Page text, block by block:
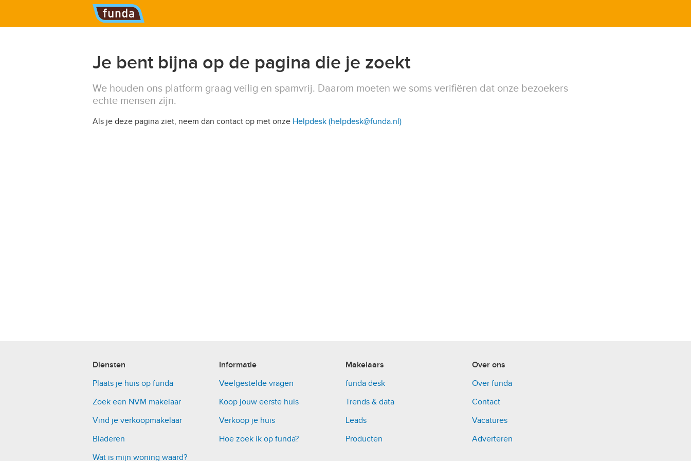
Hoofdmenu
Je bent bijna op de pagina die je zoekt
We houden ons platform graag veilig en spamvrij. Daarom moeten we soms verifiëren dat onze bezoekers
echte mensen zijn.
Als je deze pagina ziet, neem dan contact op met onze Helpdesk (helpdesk@funda.nl)
Diensten
Plaats je huis op funda
Zoek een NVM makelaar
Vind je verkoopmakelaar
Bladeren
Wat is mijn woning waard?
Informatie
Veelgestelde vragen
Koop jouw eerste huis
Verkoop je huis
Hoe zoek ik op funda?
Makelaars
funda desk
Trends & data
Leads
Producten
Over ons
Over funda
Contact
Vacatures
Adverteren